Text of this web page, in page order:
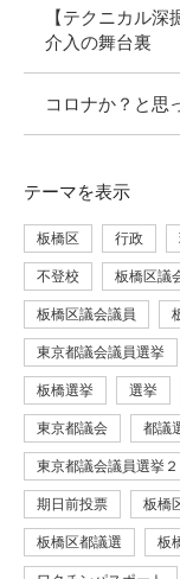
【テクニカル
介入の舞台裏
コロナか？と思
テーマを表示
板橋区 行政
不登校 板橋区議
板橋区議会議員
東京都議会議員選挙
板橋選挙 選挙
東京都議会 都議
東京都議会議員選挙２
期日前投票 板橋
板橋区都議選 板